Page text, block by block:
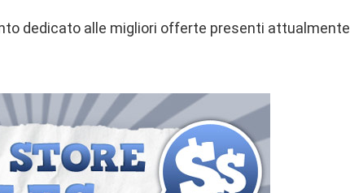
dedicato alle migliori offerte presenti attualmente